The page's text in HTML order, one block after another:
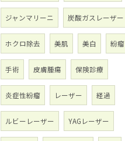
ジャンマリーニ 炭酸ガスレーザー
ホクロ除去 美肌 美白 紛瘤
手術 皮膚腫瘍 保険診療
炎症性紛瘤 レーザー 経過
ルビーレーザー YAGレーザー